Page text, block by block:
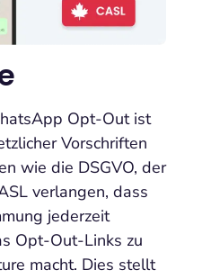
Opt-Out ist
Vorschriften
wie die DSGVO, der
verlangen, dass
jederzeit
Opt-Out-Links zu
macht. Dies stellt